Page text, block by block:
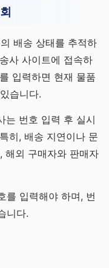
배송 상태를 추적하
사 사이트에 접속하
입력하면 현재 물품
습니다.
는 번호 입력 후 실시
히, 배송 지연이나 문
해외 구매자와 판매자
를 입력해야 하며, 번
니다.